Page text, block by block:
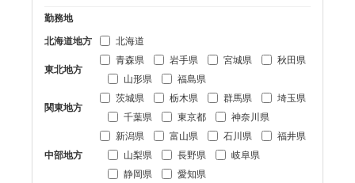
勤務地
北海道地方
北海道
東北地方
青森県 岩手県 宮城県
秋田県
山形県
福島県
関東地方
茨城県 栃木県 群馬県
埼玉県
千葉県
東京都 神奈川県
中部地方
新潟県 富山県 石川県
福井県
山梨県
長野県
岐阜県
静岡県
愛知県